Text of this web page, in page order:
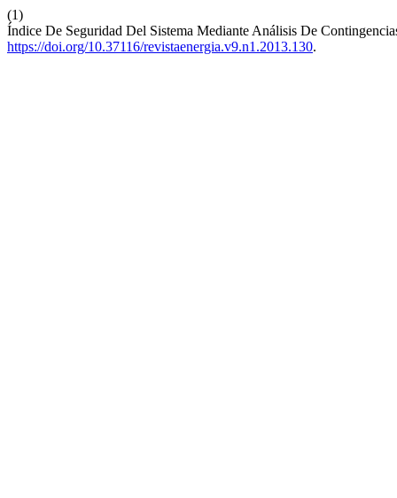
(1)
Índice De Seguridad Del Sistema Mediante Análisis De
https://doi.org/10.37116/revistaenergia.v9.n1.2013.130.